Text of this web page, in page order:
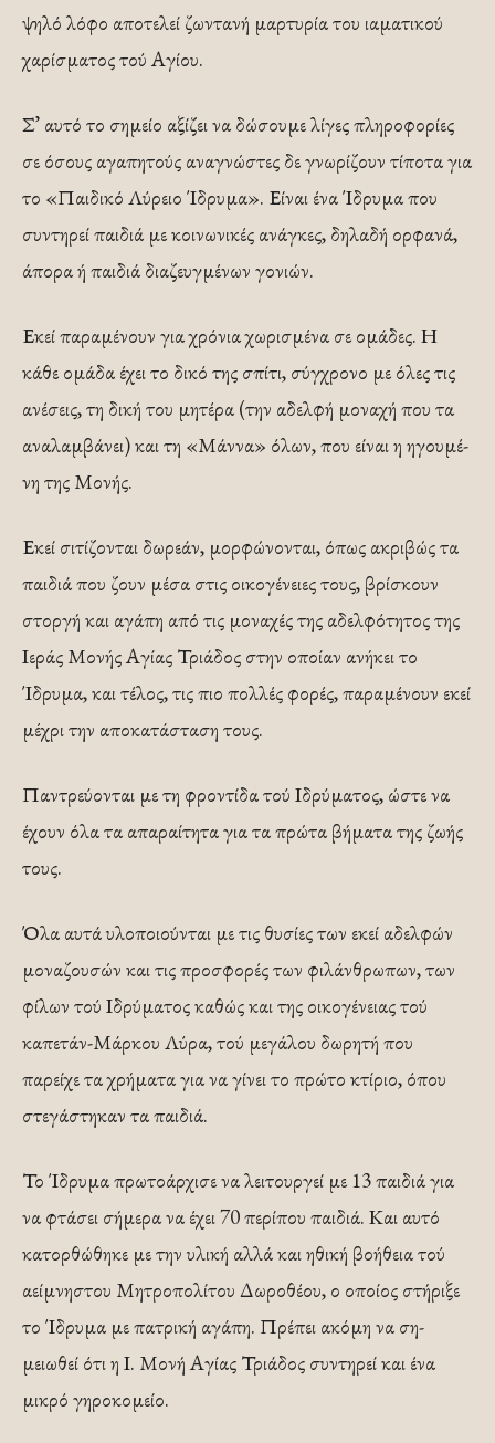
ψηλό λόφο αποτελεί ζωντανή μαρτυρία του ιαματικού
χαρίσματος τού Αγίου.
Σ’ αυτό το σημείο αξίζει να δώσουμε λίγες πληρο­φορίες
σε όσους αγαπητούς αναγνώστες δε γνωρίζουν τίποτα για
το «Παιδικό Λύρειο Ίδρυμα». Είναι ένα Ίδρυ­μα που
συντηρεί παιδιά με κοινωνικές ανάγκες, δηλαδή ορφανά,
άπορα ή παιδιά διαζευγμένων γονιών.
Εκεί πα­ραμένουν για χρόνια χωρισμένα σε ομάδες. Η
κάθε ομά­δα έχει το δικό της σπίτι, σύγχρονο με όλες τις
ανέ­σεις, τη δική του μητέρα (την αδελφή μοναχή που τα
αναλαμβάνει) και τη «Μάννα» όλων, που είναι η ηγουμέ­
νη της Μονής.
Εκεί σιτίζονται δωρεάν, μορφώνονται, ό­πως ακριβώς τα
παιδιά που ζουν μέσα στις οικογένειες τους, βρίσκουν
στοργή και αγάπη από τις μοναχές της αδελφότητος της
Ιεράς Μονής Αγίας Τριάδος στην οποί­αν ανήκει το
Ίδρυμα, και τέλος, τις πιο πολλές φορές, παραμένουν εκεί
μέχρι την αποκατάσταση τους.
Παντρεύ­ονται με τη φροντίδα τού Ιδρύματος, ώστε να
έχουν όλα τα απαραίτητα για τα πρώτα βήματα της ζωής
τους.
Όλα αυτά υλοποιούνται με τις θυσίες των εκεί α­δελφών
μοναζουσών και τις προσφορές των φιλάνθρω­πων, των
φίλων τού Ιδρύματος καθώς και της οικογέ­νειας τού
καπετάν-Μάρκου Λύρα, τού μεγάλου δωρητή που
παρείχε τα χρήματα για να γίνει το πρώτο κτίριο, όπου
στεγάστηκαν τα παιδιά.
Το Ίδρυμα πρωτοάρχισε να λειτουργεί με 13 παιδιά για
να φτάσει σήμερα να έχει 70 περίπου παιδιά. Και αυτό
κατορθώθηκε με την υλική αλλά και ηθική βοήθεια τού
αείμνηστου Μητροπολίτου Δωροθέου, ο οποίος στή­ριξε
το Ίδρυμα με πατρική αγάπη. Πρέπει ακόμη να ση­
μειωθεί ότι η Ι. Μονή Αγίας Τριάδος συντηρεί και ένα
μικρό γηροκομείο.